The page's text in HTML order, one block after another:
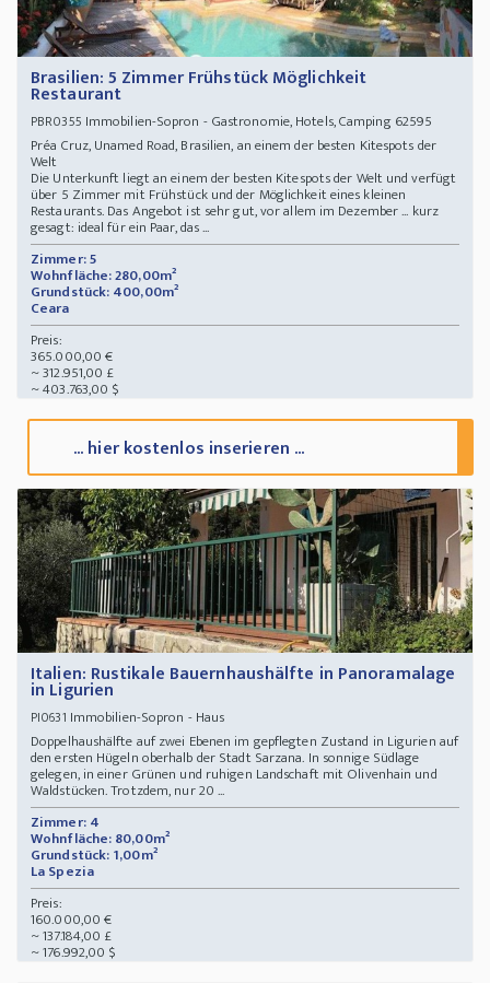
Brasilien: 5 Zimmer Frühstück Möglichkeit
Restaurant
PBR0355 Immobilien-Sopron - Gastronomie, Hotels, Camping 62595
Préa Cruz, Unamed Road, Brasilien, an einem der besten Kitespots der
Welt
Die Unterkunft liegt an einem der besten Kitespots der Welt und verfügt
über 5 Zimmer mit Frühstück und der Möglichkeit eines kleinen
Restaurants. Das Angebot ist sehr gut, vor allem im Dezember ... kurz
gesagt: ideal für ein Paar, das ...
Zimmer: 5
Wohnfläche: 280,00m²
Grundstück: 400,00m²
Ceara
Preis:
365.000,00 €
~ 312.951,00 £
~ 403.763,00 $
... hier kostenlos inserieren ...
Italien: Rustikale Bauernhaushälfte in Panoramalage
in Ligurien
PI0631 Immobilien-Sopron - Haus
Doppelhaushälfte auf zwei Ebenen im gepflegten Zustand in Ligurien auf
den ersten Hügeln oberhalb der Stadt Sarzana. In sonnige Südlage
gelegen, in einer Grünen und ruhigen Landschaft mit Olivenhain und
Waldstücken. Trotzdem, nur 20 ...
Zimmer: 4
Wohnfläche: 80,00m²
Grundstück: 1,00m²
La Spezia
Preis:
160.000,00 €
~ 137.184,00 £
~ 176.992,00 $